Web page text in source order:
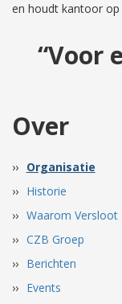
en houdt kantoor op
“Voor
Over
Organisatie
Historie
Waarom Versloot
CZB Groep
Berichten
Events